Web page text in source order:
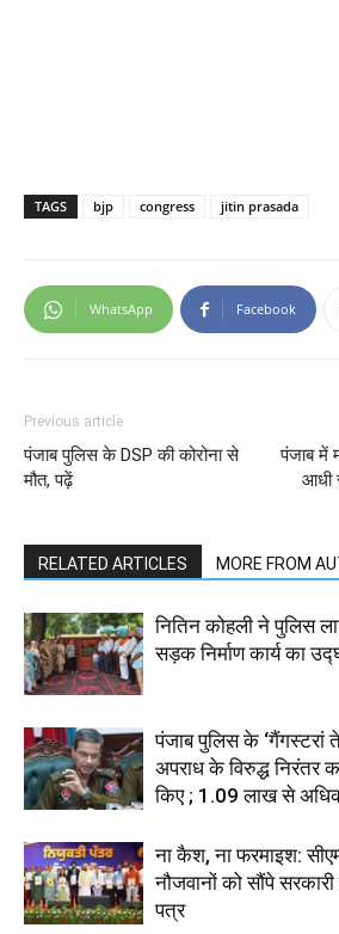
TAGS bjp congress jitin prasada
WhatsApp Facebook
Previous article
पंजाब पुलिस के DSP की कोरोना से
मौत, पढ़ें
पंजाब में
आधी
RELATED ARTICLES MORE FROM
नितिन कोहली ने पुलिस
सड़क निर्माण कार्य का
पंजाब पुलिस के ‘गैंगस्टरां
अपराध के विरुद्ध निरंतर
किए ; 1.09 लाख से
ना कैश, ना फरमाइश:
नौजवानों को सौंपे
पत्र